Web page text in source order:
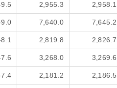
2,955.3 2,958.1
7,640.0 7,645.2
2,819.8 2,826.7
3,268.0 3,269.6
2,181.2 2,186.5